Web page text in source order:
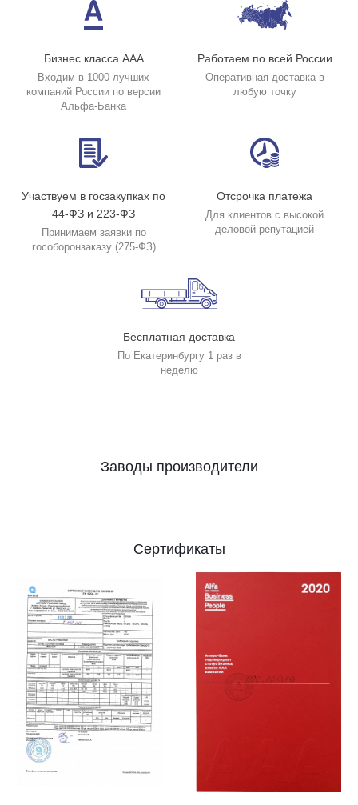
Бизнес класса ААА
Входим в 1000 лучших
компаний России по версии
Альфа-Банка
Работаем по всей России
Оперативная доставка в
любую точку
Участвуем в госзакупках по
44-ФЗ и 223-ФЗ
Принимаем заявки по
гособоронзаказу (275-ФЗ)
Отсрочка платежа
Для клиентов с высокой
деловой репутацией
Бесплатная доставка
По Екатеринбургу 1 раз в
неделю
Заводы производители
Сертификаты